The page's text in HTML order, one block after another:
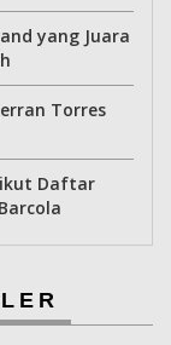
yang Juara
Torres
Daftar